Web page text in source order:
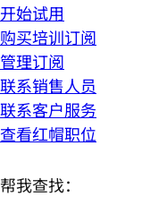
开始试用
购买培训订阅
管理订阅
联系销售人员
联系客户服务
查看红帽职位
帮我查找：